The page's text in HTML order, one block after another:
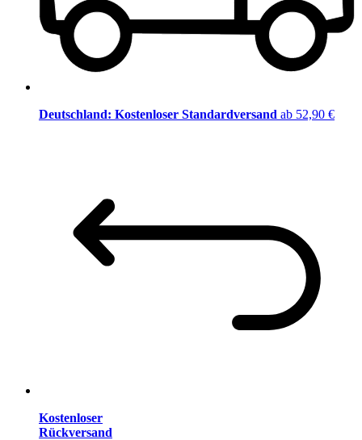
Deutschland: Kostenloser Standardversand ab 52,90 €
Kostenloser
Rückversand